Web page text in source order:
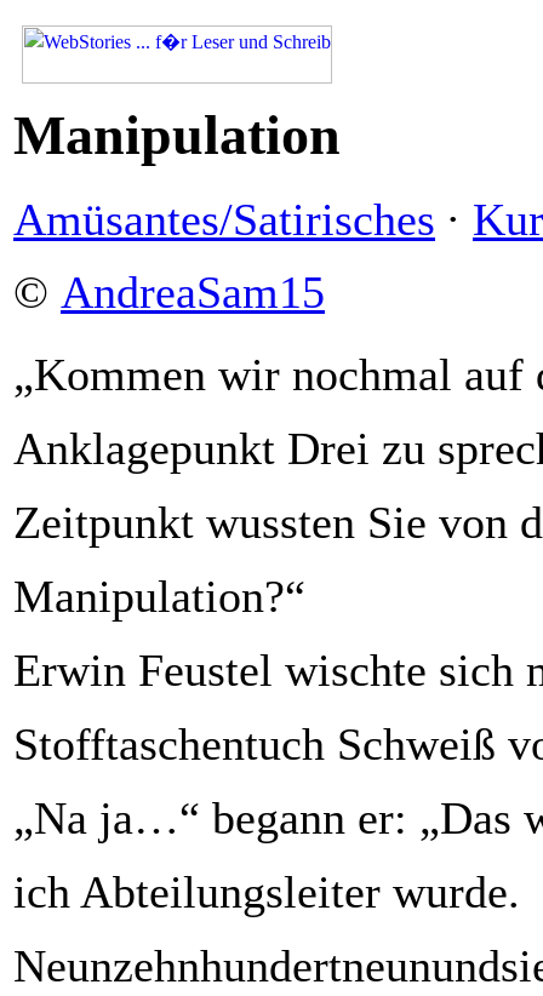
Manipulation
Amüsantes/Satirisches ·
© AndreaSam15
„Kommen wir nochmal auf
Anklagepunkt Drei zu
Zeitpunkt wussten Sie von
Manipulation?“
Erwin Feustel wischte sich
Stofftaschentuch Schweiß
„Na ja…“ begann er: „Das
ich Abteilungsleiter wurde.